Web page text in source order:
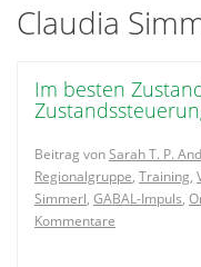
Claudia
Im besten
Beitrag vonSarah T. P.
Regionalgruppe, Training,
Simmerl, GABAL-Impuls,
Kommentare